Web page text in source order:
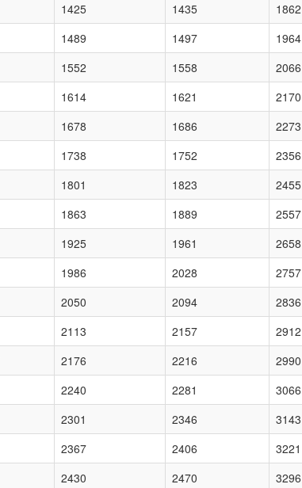
1425 1435 1862
1489 1497 1964
1552 1558 2066
1614 1621 2170
1678 1686 2273
1738 1752 2356
1801 1823 2455
1863 1889 2557
1925 1961 2658
1986 2028 2757
2050 2094 2836
2113 2157 2912
2176 2216 2990
2240 2281 3066
2301 2346 3143
2367 2406 3221
2430 2470 3296